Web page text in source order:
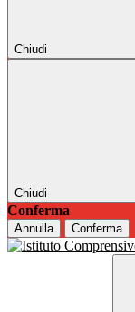
Chiudi
Chiudi
Conferma
Annulla Conferma